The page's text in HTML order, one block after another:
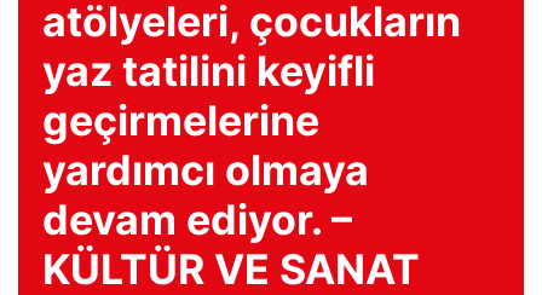
atölyeleri, çocukların
yaz tatilini keyifli
geçirmelerine
yardımcı olmaya
devam ediyor. –
KÜLTÜR VE SANAT